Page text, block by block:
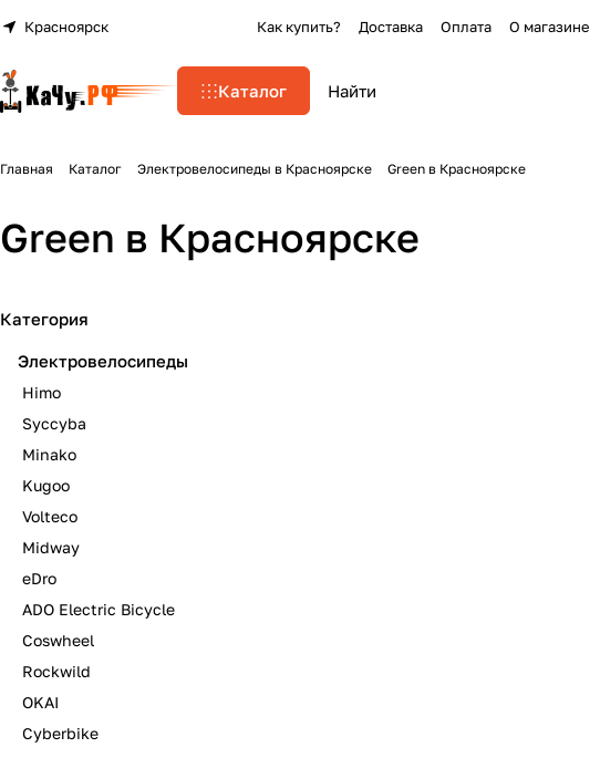
Красноярск Как купить? Доставка Оплата О магазине
Каталог
Главная Каталог Электровелосипеды в Красноярске Green в Красноярске
Green в Красноярске
Категория
Электровелосипеды
Himo
Syccyba
Minako
Kugoo
Volteco
Midway
eDro
ADO Electric Bicycle
Coswheel
Rockwild
OKAI
Cyberbike